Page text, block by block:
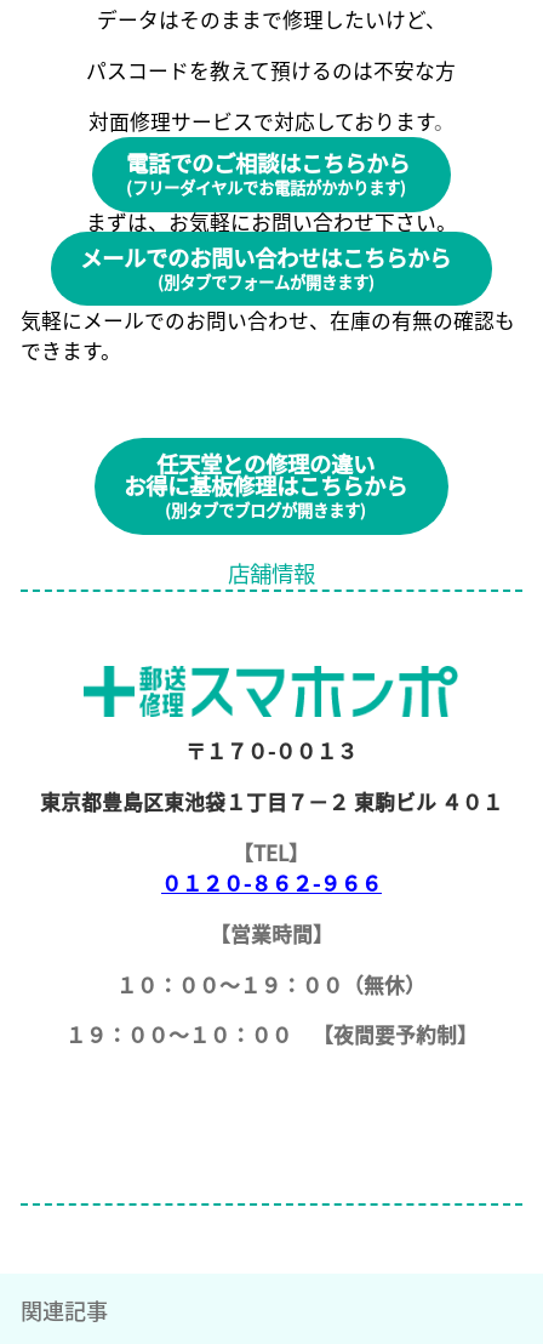
データはそのままで修理したいけど、
パスコードを教えて預けるのは不安な方
対面修理サービスで対応しております。
電話でのご相談はこちらから
(フリーダイヤルでお電話がかかります)
まずは、お気軽にお問い合わせ下さい。
メールでのお問い合わせはこちらから
(別タブでフォームが開きます)
気軽にメールでのお問い合わせ、在庫の有無の確認も
できます。
任天堂との修理の違い
お得に基板修理はこちらから
(別タブでブログが開きます)
店舗情報
〒１７０-００１３
東京都豊島区東池袋１丁目７−２ 東駒ビル ４０１
【TEL】
０１２０-８６２-９６６
【営業時間】
１０：００～１９：００（無休）
１９：００～１０：００ 【夜間要予約制】
関連記事